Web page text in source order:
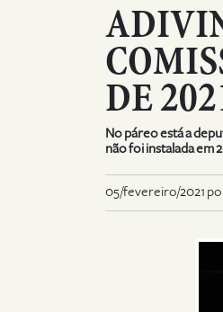
DE
No páreo está a
não foi instalada em
05/fevereiro/2021